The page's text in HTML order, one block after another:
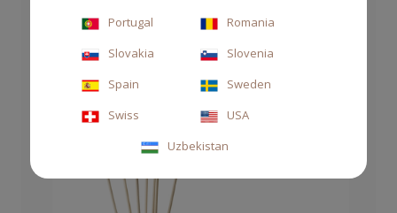
DIFFUSORE DECOR 1000ML TESSUTO
125,00 €
Portugal
Romania
Slovakia
Slovenia
Spain
Sweden
Swiss
USA
Uzbekistan